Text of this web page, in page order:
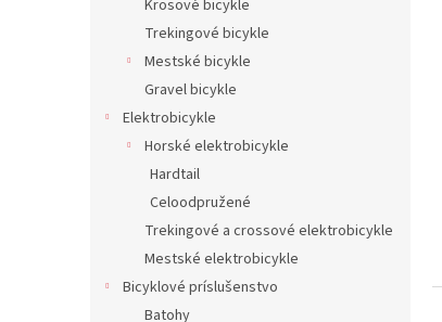
Krosové bicykle
Trekingové bicykle
Mestské bicykle
Gravel bicykle
Elektrobicykle
Horské elektrobicykle
Hardtail
Celoodpružené
Trekingové a crossové elektrobicykle
Mestské elektrobicykle
Bicyklové príslušenstvo
Batohy